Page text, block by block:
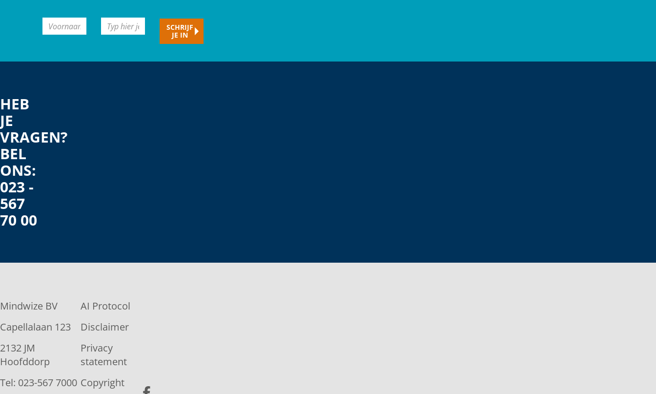
CAPTCHA
VoornaamTyp
je
SCHRIJF
JE IN
HEB
JE
VRAGEN?
BEL
ONS:
023 -
567
70 00
Mindwize BV
Capellalaan 123
2132 JM
Hoofddorp
Tel: 023-567 7000
AI Protocol
Disclaimer
Privacy
statement
Copyright